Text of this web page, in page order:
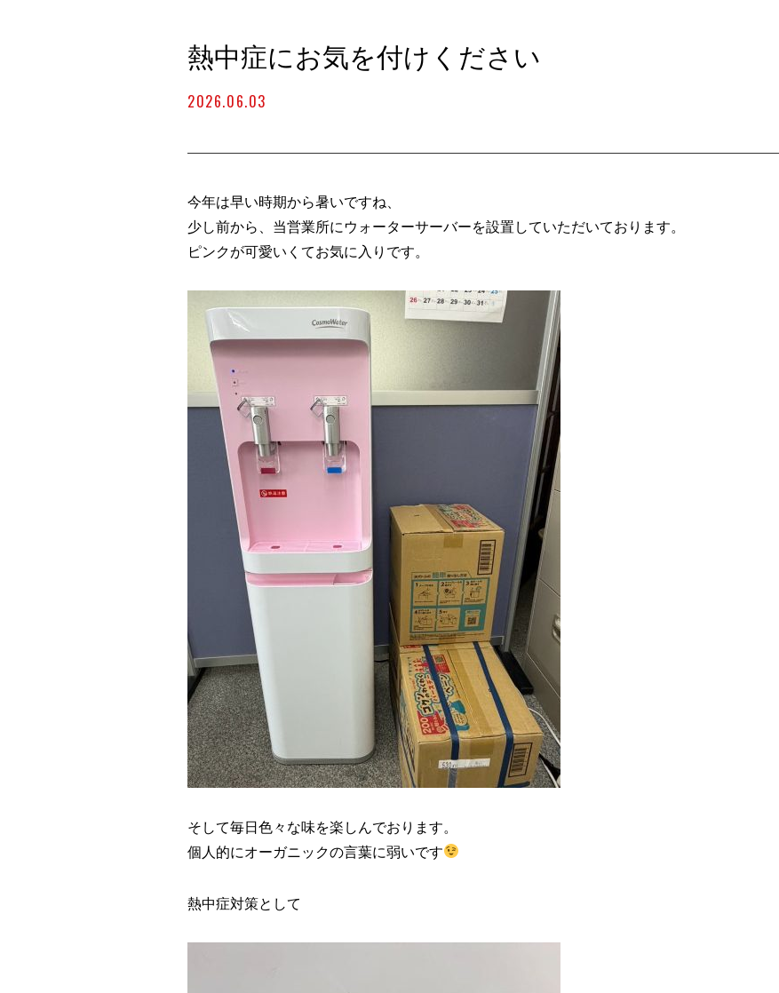
熱中症にお気を付けください
2026.06.03
今年は早い時期から暑いですね、
少し前から、当営業所にウォーターサーバーを設置していただいております。
ピンクが可愛いくてお気に入りです。
そして毎日色々な味を楽しんでおります。
個人的にオーガニックの言葉に弱いです
熱中症対策として